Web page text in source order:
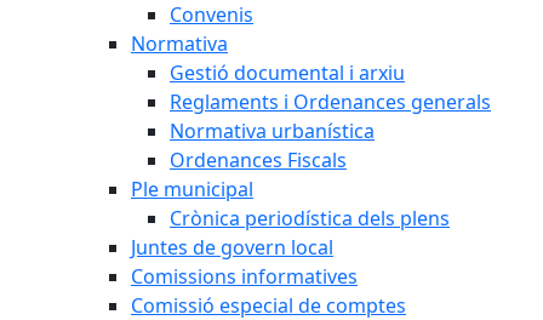
Convenis
Normativa
Gestió documental i arxiu
Reglaments i Ordenances generals
Normativa urbanística
Ordenances Fiscals
Ple municipal
Crònica periodística dels plens
Juntes de govern local
Comissions informatives
Comissió especial de comptes